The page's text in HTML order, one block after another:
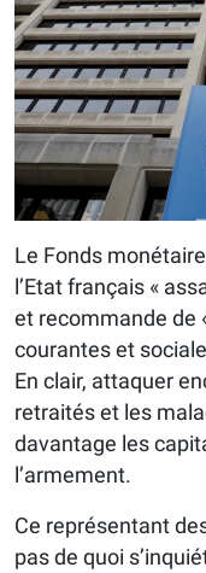
Le Fonds
l’Etat français «
et recommande de
courantes et
En clair, attaquer
retraités et les
davantage les
l’armement.
Ce représentant
pas de quoi